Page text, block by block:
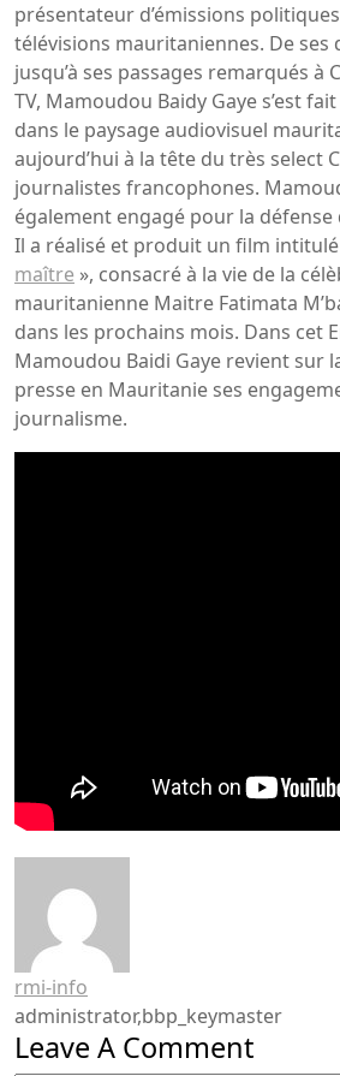
présentateur d’émissions
télévisions mauritaniennes. De ses
jusqu’à ses passages remarqués à
TV, Mamoudou Baidy Gaye s’est
dans le paysage audiovisuel
aujourd’hui à la tête du très select
journalistes francophones.
également engagé pour la
Il a réalisé et produit un film
maître », consacré à la vie de la
mauritanienne Maitre Fatimata
dans les prochains mois. Dans cet
Mamoudou Baidi Gaye revient sur
presse en Mauritanie ses
journalisme.
rmi-info
administrator,bbp_keymaster
Leave A Comment